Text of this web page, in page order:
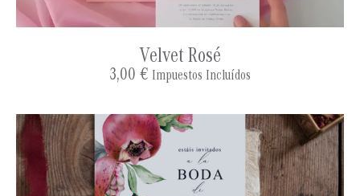
Velvet Rosé
3,00 € Impuestos Incluídos